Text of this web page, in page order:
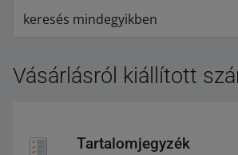
keresés mindegyikben
Vásárlásról kiállított
Tartalomjegyzék